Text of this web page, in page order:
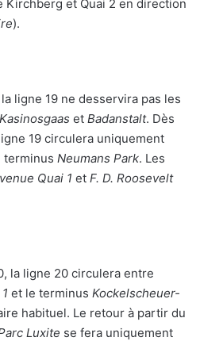
Kirchberg et Quai 2 en direction
).
ligne 19 ne desservira pas les
Kasinosgaas et Badanstalt. Dès
19 circulera uniquement
terminus Neumans Park. Les
Quai 1 et F. D. Roosevelt
la ligne 20 circulera entre
et le terminus Kockelscheuer-
habituel. Le retour à partir du
Luxite se fera uniquement